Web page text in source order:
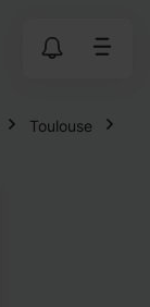
Toulouse